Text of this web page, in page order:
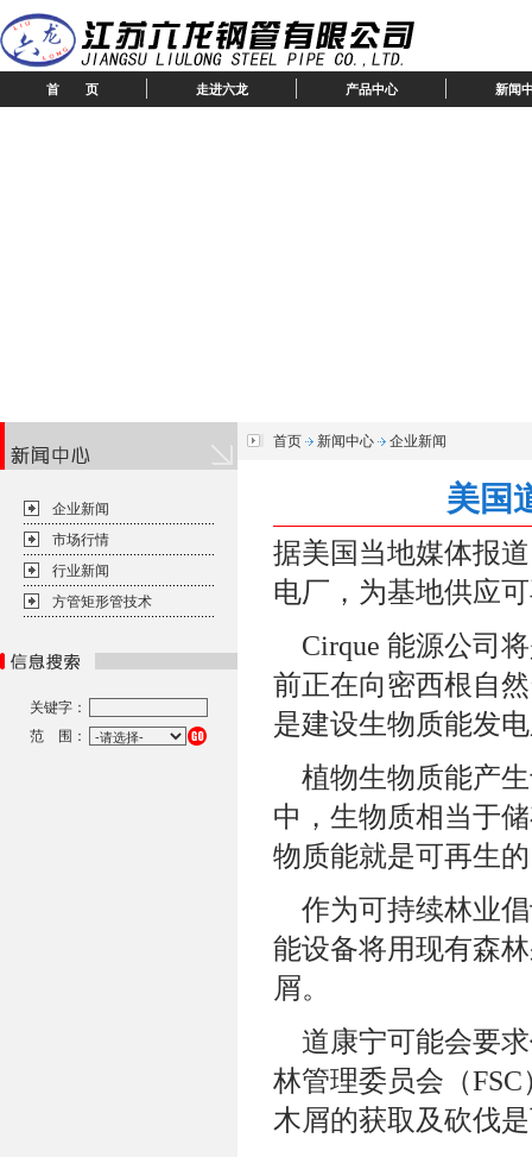
首 页 走进六龙 产品中心 新闻
企业新闻
市场行情
行业新闻
方管矩形管技术
关键字：
范 围：
首页 新闻中心 企业新闻
美国
据美国当地媒体报
电厂，为基地供应
Cirque 能源公司
前正在向密西根自
是建设生物质能发
植物生物质能产生
中，生物质相当于
物质能就是可再生
作为可持续林业倡
能设备将用现有森
屑。
道康宁可能会要求
林管理委员会（
木屑的获取及砍伐